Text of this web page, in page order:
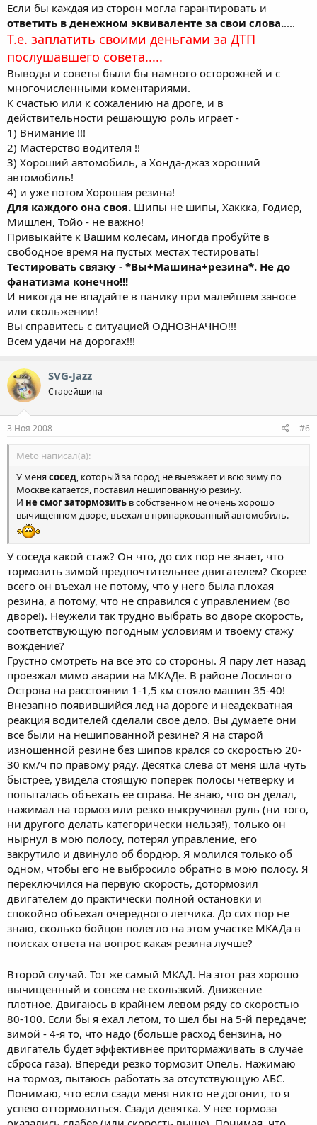
Если бы каждая из сторон могла гарантировать и
ответить в денежном эквиваленте за свои слова.....
Т.е. заплатить своими деньгами за ДТП
послушавшего совета.....
Выводы и советы были бы намного осторожней и с
многочисленными коментариями.
К счастью или к сожалению на дроге, и в
действительности решающую роль играет -
1) Внимание !!!
2) Мастерство водителя !!
3) Хороший автомобиль, а Хонда-джаз хороший
автомобиль!
4) и уже потом Хорошая резина!
Для каждого она своя. Шипы не шипы, Хаккка, Годиер,
Мишлен, Тойо - не важно!
Привыкайте к Вашим колесам, иногда пробуйте в
свободное время на пустых местах тестировать!
Тестировать связку - *Вы+Машина+резина*. Не до
фанатизма конечно!!!
И никогда не впадайте в панику при малейшем заносе
или скольжении!
Вы справитесь с ситуацией ОДНОЗНАЧНО!!!
Всем удачи на дорогах!!!
SVG-Jazz
Старейшина
3 Ноя 2008 #6
Meto написал(а):
У менясосед , который за город не выезжает и всю зиму по
Москве катается, поставил нешипованную резину.
И не смог затормозить в собственном не очень хорошо
вычищенном дворе, въехал в припаркованный автомобиль.
У соседа какой стаж? Он что, до сих пор не знает, что
тормозить зимой предпочтительнее двигателем? Скорее
всего он въехал не потому, что у него была плохая
резина, а потому, что не справился с управлением (во
дворе!). Неужели так трудно выбрать во дворе скорость,
соответствующую погодным условиям и твоему стажу
вождение?
Грустно смотреть на всё это со стороны. Я пару лет назад
проезжал мимо аварии на МКАДе. В районе Лосиного
Острова на расстоянии 1-1,5 км стояло машин 35-40!
Внезапно появившийся лед на дороге и неадекватная
реакция водителей сделали свое дело. Вы думаете они
все были на нешипованной резине? Я на старой
изношенной резине без шипов крался со скоростью 20-
30 км/ч по правому ряду. Десятка слева от меня шла чуть
быстрее, увидела стоящую поперек полосы четверку и
попыталась объехать ее справа. Не знаю, что он делал,
нажимал на тормоз или резко выкручивал руль (ни того,
ни другого делать категорически нельзя!), только он
нырнул в мою полосу, потерял управление, его
закрутило и двинуло об бордюр. Я молился только об
одном, чтобы его не выбросило обратно в мою полосу. Я
переключился на первую скорость, дотормозил
двигателем до практически полной остановки и
спокойно объехал очередного летчика. До сих пор не
знаю, сколько бойцов полегло на этом участке МКАДа в
поисках ответа на вопрос какая резина лучше?
Второй случай. Тот же самый МКАД. На этот раз хорошо
вычищенный и совсем не скользкий. Движение
плотное. Двигаюсь в крайнем левом ряду со скоростью
80-100. Если бы я ехал летом, то шел бы на 5-й передаче;
зимой - 4-я то, что надо (больше расход бензина, но
двигатель будет эффективнее притормаживать в случае
сброса газа). Впереди резко тормозит Опель. Нажимаю
на тормоз, пытаюсь работать за отсутствующую АБС.
Понимаю, что если сзади меня никто не догонит, то я
успею оттормозиться. Сзади девятка. У нее тормоза